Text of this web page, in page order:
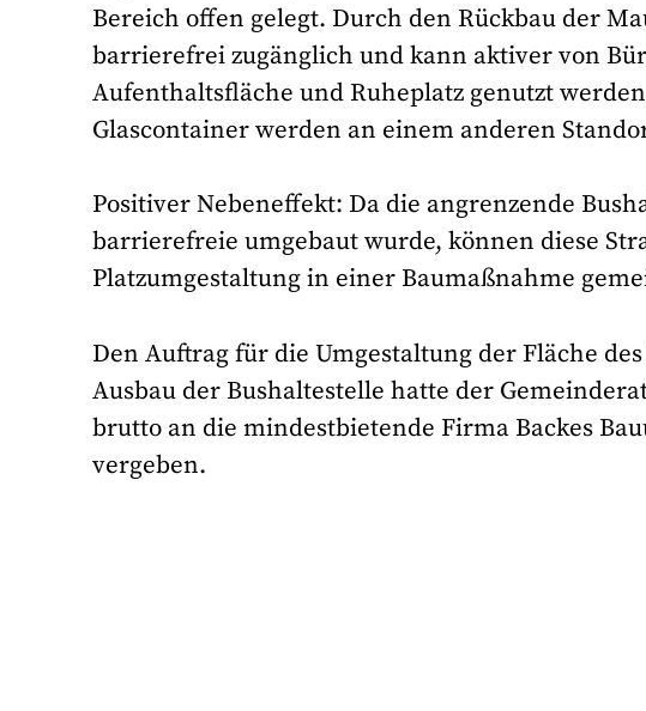
Bereich offen gelegt. Durch den Rückbau der
barrierefrei zugänglich und kann aktiver von
Aufenthaltsfläche und Ruheplatz genutzt
Glascontainer werden an einem anderen
Positiver Nebeneffekt: Da die angrenzende
barrierefreie umgebaut wurde, können diese
Platzumgestaltung in einer Baumaßnahme
Den Auftrag für die Umgestaltung der Fläche
Ausbau der Bushaltestelle hatte der
brutto an die mindestbietende Firma Backes
vergeben.